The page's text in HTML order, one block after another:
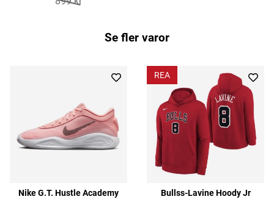
Se fler varor
Nike G.T. Hustle Academy
REA
Bullss-Lavine Hoody Jr